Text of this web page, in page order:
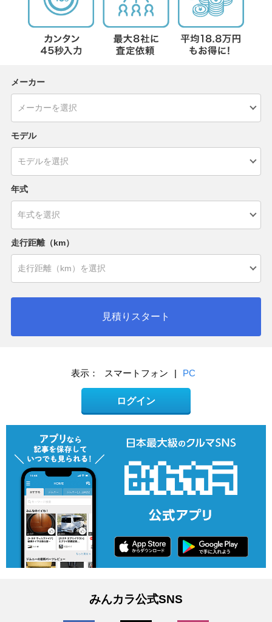
メーカー
モデル
年式
走行距離（km）
見積りスタート
表示： スマートフォン | PC
ログイン
みんカラ公式SNS